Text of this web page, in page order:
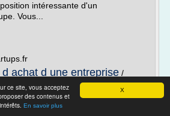
X
ce site, vous acceptez
des contenus et
En savoir plus
intéressante d'un
Vous...
d achat d une entreprise /
en difficulte/achat et vente d
comite entreprise